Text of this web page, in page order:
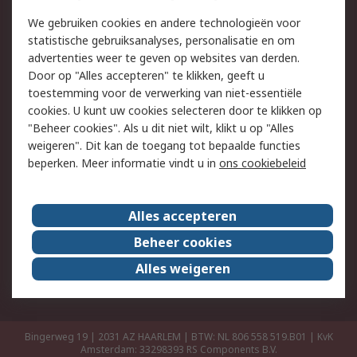
Track & Trace
Wettelijk
Cookiebeleid
Email veiligheid
Privacybeleid
Websitevoorwaarden
Algemene
verkoopvoorwaarden
Over RS
RS Group
Over ons
RS wereldwijd
Werken bij RS
ESG
Bingerweg 19 | 2031 AZ HAARLEM | BTW: NL 806 558 519.B01 | KvK
Amsterdam: 33298393 RS Components B.V.
We gebruiken cookies en andere technologieën voor
statistische gebruiksanalyses, personalisatie en om
advertenties weer te geven op websites van derden.
Door op "Alles accepteren" te klikken, geeft u
toestemming voor de verwerking van niet-essentiële
cookies. U kunt uw cookies selecteren door te klikken op
"Beheer cookies". Als u dit niet wilt, klikt u op "Alles
weigeren". Dit kan de toegang tot bepaalde functies
beperken. Meer informatie vindt u in ons cookiebeleid
Alles accepteren
Beheer cookies
Alles weigeren